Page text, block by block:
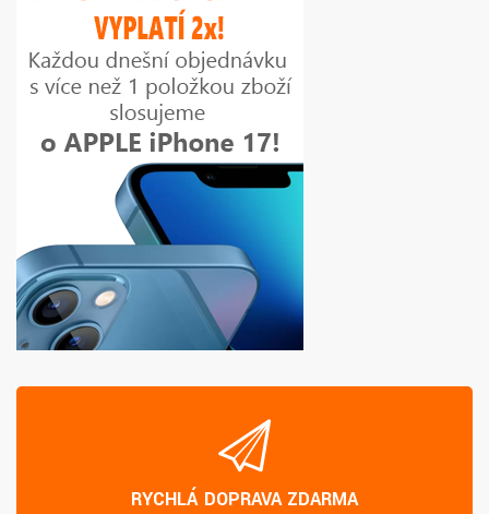
RYCHLÁ DOPRAVA ZDARMA